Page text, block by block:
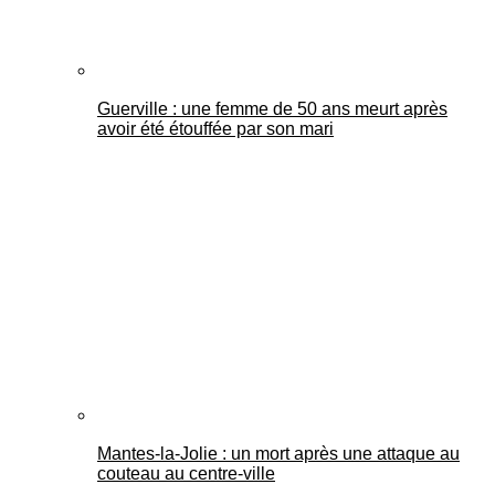
Guerville : une femme de 50 ans meurt après
avoir été étouffée par son mari
Mantes-la-Jolie : un mort après une attaque au
couteau au centre-ville